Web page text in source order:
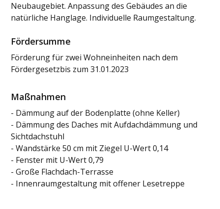
Neubaugebiet. Anpassung des Gebäudes an die
natürliche Hanglage. Individuelle Raumgestaltung.
Fördersumme
Förderung für zwei Wohneinheiten nach dem
Fördergesetzbis zum 31.01.2023
Maßnahmen
- Dämmung auf der Bodenplatte (ohne Keller)
- Dämmung des Daches mit Aufdachdämmung und
Sichtdachstuhl
- Wandstärke 50 cm mit Ziegel U-Wert 0,14
- Fenster mit U-Wert 0,79
- Große Flachdach-Terrasse
- Innenraumgestaltung mit offener Lesetreppe